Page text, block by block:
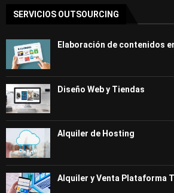
SERVICIOS OUTSOURCING
Elaboración de contenidos
Diseño Web y Tiendas
Alquiler de Hosting
Alquiler y Venta Plataforma